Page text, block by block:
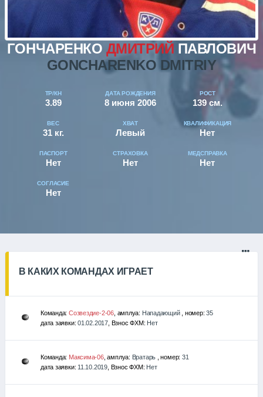
ГОНЧАРЕНКО ДМИТРИЙ ПАВЛОВИЧ
GONCHARENKO DMITRIY
ТР/КН
3.89
ДАТА РОЖДЕНИЯ
8 июня 2006
РОСТ
139 см.
ВЕС
31 кг.
ХВАТ
Левый
КВАЛИФИКАЦИЯ
Нет
ПАСПОРТ
Нет
СТРАХОВКА
Нет
МЕДСПРАВКА
Нет
СОГЛАСИЕ
Нет
В КАКИХ КОМАНДАХ ИГРАЕТ
Команда:Созвездие-2-06, амплуа: Нападающий, номер:35
дата заявки:01.02.2017, Взнос ФХМ: Нет
Команда: Максима-06, амплуа: Вратарь , номер: 31
дата заявки: 11.10.2019, Взнос ФХМ: Нет